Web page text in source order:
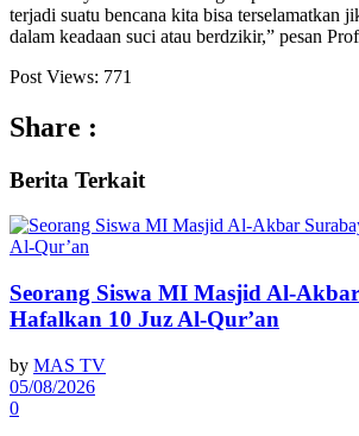
terjadi suatu bencana kita bisa terselamatkan
dalam keadaan suci atau berdzikir,” pesan
Post Views: 771
Share :
Berita Terkait
Seorang Siswa MI Masjid Al-
Hafalkan 10 Juz Al-Qur’an
by MAS TV
05/08/2026
0